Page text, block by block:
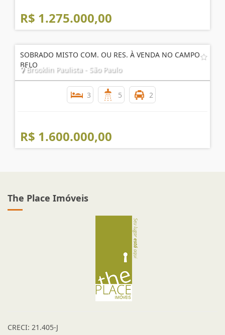
R$ 1.275.000,00
SOBRADO MISTO COM. OU RES. À VENDA NO CAMPO
BELO
Brooklin Paulista - São Paulo
3 5 2
R$ 1.600.000,00
The Place Imóveis
CRECI: 21.405-J